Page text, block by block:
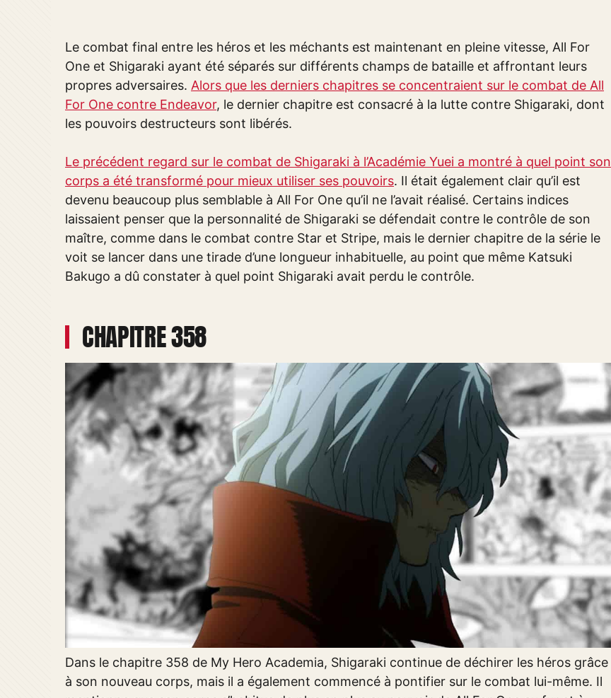
Le combat final entre les héros et les méchants est maintenant en pleine vitesse, All For
One et Shigaraki ayant été séparés sur différents champs de bataille et affrontant leurs
propres adversaires. Alors que les derniers chapitres se concentraient sur le combat de All
For One contre Endeavor, le dernier chapitre est consacré à la lutte contre Shigaraki, dont
les pouvoirs destructeurs sont libérés.
Le précédent regard sur le combat de Shigaraki à l’Académie Yuei a montré à quel point son
corps a été transformé pour mieux utiliser ses pouvoirs. Il était également clair qu’il est
devenu beaucoup plus semblable à All For One qu’il ne l’avait réalisé. Certains indices
laissaient penser que la personnalité de Shigaraki se défendait contre le contrôle de son
maître, comme dans le combat contre Star et Stripe, mais le dernier chapitre de la série le
voit se lancer dans une tirade d’une longueur inhabituelle, au point que même Katsuki
Bakugo a dû constater à quel point Shigaraki avait perdu le contrôle.
CHAPITRE 358
Dans le chapitre 358 de My Hero Academia, Shigaraki continue de déchirer les héros grâce
à son nouveau corps, mais il a également commencé à pontifier sur le combat lui-même. Il